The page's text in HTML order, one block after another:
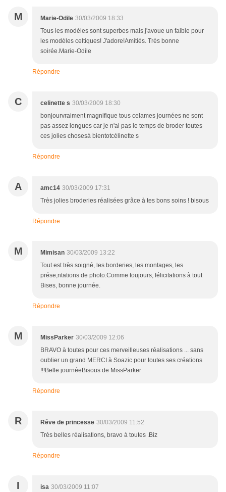
M Marie-Odile 30/03/2009 18:33
Tous les modèles sont superbes mais j'avoue un faible pour
les modèles celtiques! J'adore!Amitiés. Très bonne
soirée.Marie-Odile
Répondre
C celinette s 30/03/2009 18:30
bonjourvraiment magnifique tous celames journées ne sont
pas assez longues car je n'ai pas le temps de broder toutes
ces jolies chosesà bientotcélinette s
Répondre
A amc14 30/03/2009 17:31
Très jolies broderies réalisées grâce à tes bons soins ! bisous
Répondre
M Mimisan 30/03/2009 13:22
Tout est très soigné, les borderies, les montages, les
prése,ntations de photo.Comme toujours, félicitations à tout
Bises, bonne journée.
Répondre
M MissParker 30/03/2009 12:06
BRAVO à toutes pour ces merveilleuses réalisations ... sans
oublier un grand MERCI à Soazic pour toutes ses créations
!!!Belle journéeBisous de MissParker
Répondre
R Rêve de princesse 30/03/2009 11:52
Très belles réalisations, bravo à toutes .Biz
Répondre
I isa 30/03/2009 11:07